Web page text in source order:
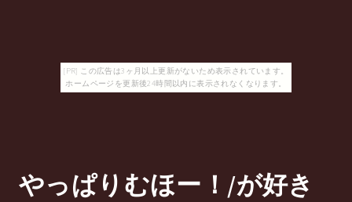
[PR] この広告は3ヶ月以上更新がないため表示されています。
ホームページを更新後24時間以内に表示されなくなります。
やっぱりむほー！/が好き